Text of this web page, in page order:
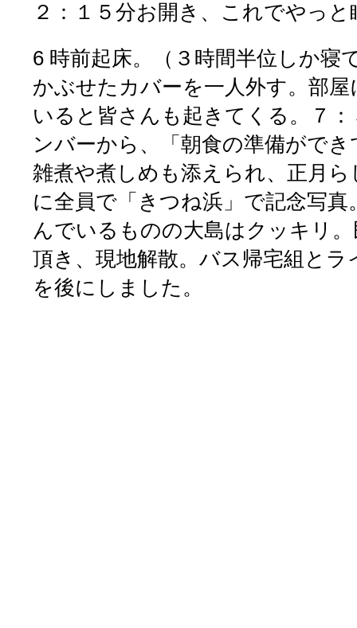
２：１５分お開き、これでやっ
6 時前起床。（３時間半位しか寝
かぶせたカバーを一人外す。部
いると皆さんも起きてくる。７
ンバーから、「朝食の準備がで
雑煮や煮しめも添えられ、正月
に全員で「きつね浜」で記念写真
んでいるものの大島はクッキリ
頂き、現地解散。バス帰宅組と
を後にしました。